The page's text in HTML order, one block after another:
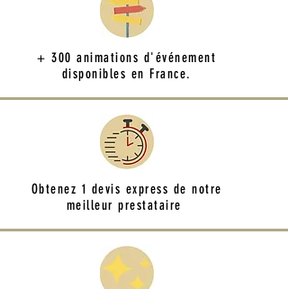
+ 300 animations d'événement
disponibles en France.
Obtenez 1 devis express de notre
meilleur prestataire